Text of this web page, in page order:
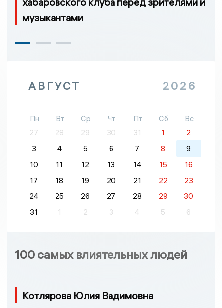
музыкантами
АВГУСТ 2026
Пн Вт Ср Чт Пт Сб
Вс
27
28 29 30 31 1
2
3
4 5 6 7 8
9
10
11 12 13 14 15
16
17
18 19 20 21 22
23
24
25 26 27 28 29
30
31
1 2 3 4 5 6
100 самых влиятельных людей
Котлярова Юлия Вадимовна